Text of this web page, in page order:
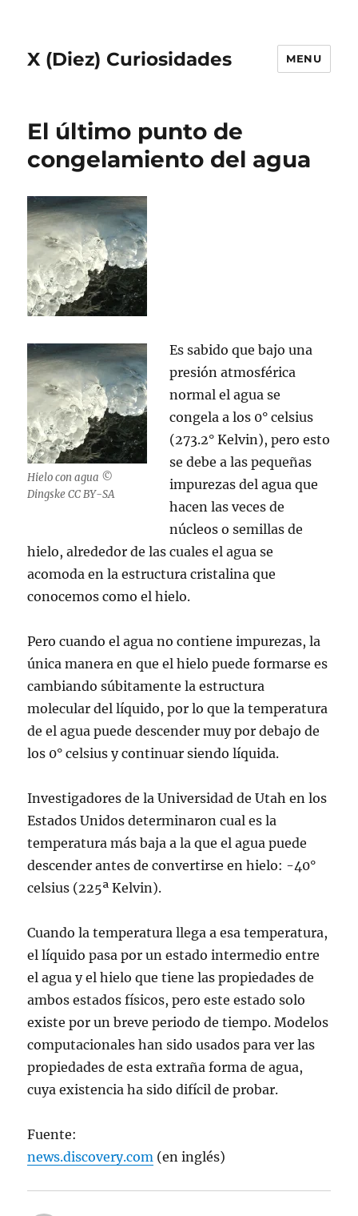
X (Diez) Curiosidades MENU
El último punto de
congelamiento del agua
Hielo con agua ©
Dingske CC BY-SA
Es sabido que bajo una
presión atmosférica
normal el agua se
congela a los 0° celsius
(273.2° Kelvin), pero esto
se debe a las pequeñas
impurezas del agua que
hacen las veces de
núcleos o semillas de
hielo, alrededor de las cuales el agua se
acomoda en la estructura cristalina que
conocemos como el hielo.
Pero cuando el agua no contiene impurezas, la
única manera en que el hielo puede formarse es
cambiando súbitamente la estructura
molecular del líquido, por lo que la temperatura
de el agua puede descender muy por debajo de
los 0° celsius y continuar siendo líquida.
Investigadores de la Universidad de Utah en los
Estados Unidos determinaron cual es la
temperatura más baja a la que el agua puede
descender antes de convertirse en hielo: -40°
celsius (225ª Kelvin).
Cuando la temperatura llega a esa temperatura,
el líquido pasa por un estado intermedio entre
el agua y el hielo que tiene las propiedades de
ambos estados físicos, pero este estado solo
existe por un breve periodo de tiempo. Modelos
computacionales han sido usados para ver las
propiedades de esta extraña forma de agua,
cuya existencia ha sido difícil de probar.
Fuente:
news.discovery.com (en inglés)